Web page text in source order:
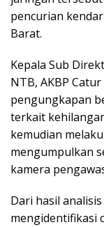
pencurian
Barat.
Kepala Sub
NTB, AKBP
pengungkapan
terkait
kemudian
mengumpulkan
kamera
Dari hasil
mengidentifikasi